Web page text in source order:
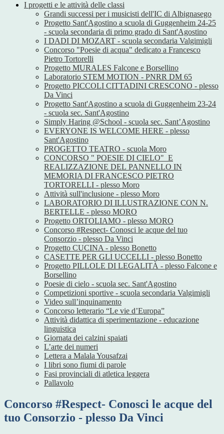
I progetti e le attività delle classi
Grandi successi per i musicisti dell'IC di Albignasego
Progetto Sant'Agostino a scuola di Guggenheim 24-25
- scuola secondaria di primo grado di Sant'Agostino
I DADI DI MOZART - scuola secondaria Valgimigli
Concorso "Poesie di acqua" dedicato a Francesco
Pietro Tortorelli
Progetto MURALES Falcone e Borsellino
Laboratorio STEM MOTION - PNRR DM 65
Progetto PICCOLI CITTADINI CRESCONO - plesso
Da Vinci
Progetto Sant'Agostino a scuola di Guggenheim 23-24
- scuola sec. Sant'Agostino
Simply Haring @School - scuola sec. Sant’Agostino
EVERYONE IS WELCOME HERE - plesso
Sant'Agostino
PROGETTO TEATRO - scuola Moro
CONCORSO " POESIE DI CIELO" E
REALIZZAZIONE DEL PANNELLO IN
MEMORIA DI FRANCESCO PIETRO
TORTORELLI - plesso Moro
Attività sull'inclusione - plesso Moro
LABORATORIO DI ILLUSTRAZIONE CON N.
BERTELLE - plesso MORO
Progetto ORTOLIAMO - plesso MORO
Concorso #Respect- Conosci le acque del tuo
Consorzio - plesso Da Vinci
Progetto CUCINA - plesso Bonetto
CASETTE PER GLI UCCELLI - plesso Bonetto
Progetto PILLOLE DI LEGALITÀ - plesso Falcone e
Borsellino
Poesie di cielo - scuola sec. Sant'Agostino
Competizioni sportive - scuola secondaria Valgimigli
Video sull’inquinamento
Concorso letterario “Le vie d’Europa”
Attività didattica di sperimentazione - educazione
linguistica
Giornata dei calzini spaiati
L’arte dei numeri
Lettera a Malala Yousafzai
I libri sono fiumi di parole
Fasi provinciali di atletica leggera
Pallavolo
Concorso #Respect- Conosci le acque del
tuo Consorzio - plesso Da Vinci